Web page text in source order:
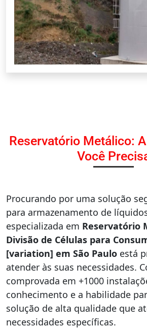
Reservatório Metálico:
Você
Procurando por uma solução
para armazenamento de
especializada em Reservatório
Divisão de Células para
[variation] em São Paulo está
atender às suas necessidades.
comprovada em +1000
conhecimento e a habilidade
solução de alta qualidade que
necessidades específicas.